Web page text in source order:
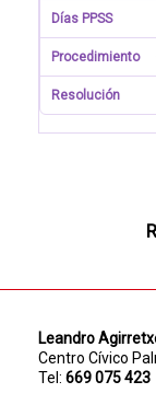
Leandro
Centro Cívico
Tel: 669 075 423